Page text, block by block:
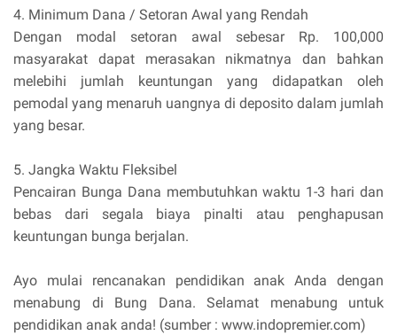
4. Minimum Dana / Setoran Awal yang Rendah
Dengan modal setoran awal sebesar Rp. 100,000
masyarakat dapat merasakan nikmatnya dan bahkan
melebihi jumlah keuntungan yang didapatkan oleh
pemodal yang menaruh uangnya di deposito dalam jumlah
yang besar.
5. Jangka Waktu Fleksibel
Pencairan Bunga Dana membutuhkan waktu 1-3 hari dan
bebas dari segala biaya pinalti atau penghapusan
keuntungan bunga berjalan.
Ayo mulai rencanakan pendidikan anak Anda dengan
menabung di Bung Dana. Selamat menabung untuk
pendidikan anak anda! (sumber : www.indopremier.com)